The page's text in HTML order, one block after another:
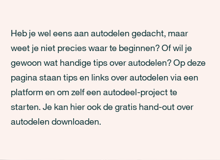
Heb je wel eens aan autodelen gedacht, maar
weet je niet precies waar te beginnen? Of wil je
gewoon wat handige tips over autodelen? Op deze
pagina staan tips en links over autodelen via een
platform en om zelf een autodeel-project te
starten. Je kan hier ook de gratis hand-out over
autodelen downloaden.